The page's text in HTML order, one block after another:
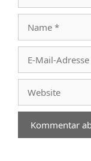
Mail-
Adresse